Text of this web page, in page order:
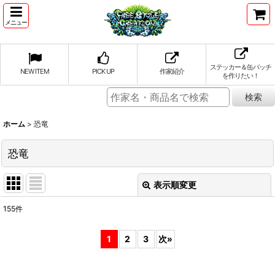
メニュー
NEW ITEM PICK UP 作家紹介
ステッカー＆缶バッチ
を作りたい！
ホーム > 恐竜
恐竜
表示順変更
155件
1 2 3 次»